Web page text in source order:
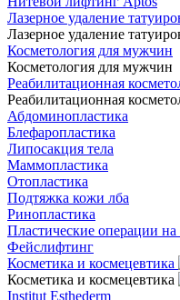
Лазерное удаление
Лазерное удаление
Косметология для мужчин
Косметология для мужчин
Реабилитационная
Реабилитационная
Абдоминопластика
Блефаропластика
Липосакция тела
Маммопластика
Отопластика
Подтяжка кожи лба
Ринопластика
Пластические операции
Фейслифтинг
Косметика и космецевтика
Косметика и космецевтика
Institut Esthederm